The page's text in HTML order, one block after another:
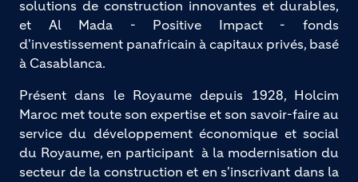
solutions de construction innovantes et durables,
et Al Mada - Positive Impact - fonds
d'investissement panafricain à capitaux privés, basé
à Casablanca.
Présent dans le Royaume depuis 1928, Holcim
Maroc met toute son expertise et son savoir-faire au
service du développement économique et social
du Royaume, en participant à la modernisation du
secteur de la construction et en s'inscrivant dans la